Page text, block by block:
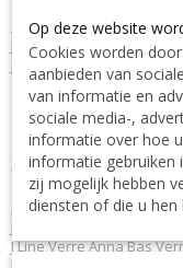
Français :
J-Line by Jolipa Drinkglas
J-Line verres a d eau
Nous livrons aussi à
||We ship also
auch im Ausland. Bitte
30 orContact Bcosy
English:
J Line Verre Anna Bas
Op deze website
Cookies worden
aanbieden van
van informatie en
sociale media-,
informatie over hoe
informatie gebruiken
zij mogelijk hebben
diensten of die u